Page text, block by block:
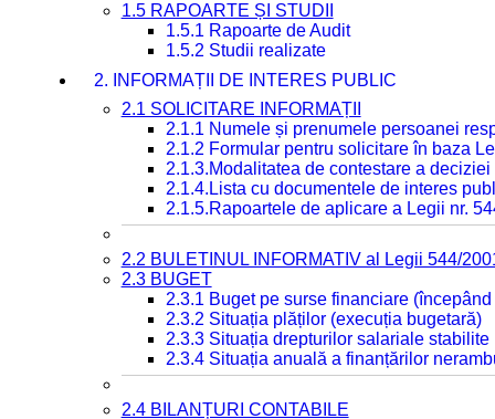
1.5 RAPOARTE ȘI STUDII
1.5.1 Rapoarte de Audit
1.5.2 Studii realizate
2. INFORMAȚII DE INTERES PUBLIC
2.1 SOLICITARE INFORMAȚII
2.1.1 Numele și prenumele persoanei
2.1.2 Formular pentru solicitare în baza
2.1.3.Modalitatea de contestare a
2.1.4.Lista cu documentele de interes
2.1.5.Rapoartele de aplicare a Legii nr.
2.2 BULETINUL INFORMATIV al Legii 544/
2.3 BUGET
2.3.1 Buget pe surse financiare
2.3.2 Situația plăților (execuția bugetară)
2.3.3 Situația drepturilor salariale
2.3.4 Situația anuală a finanțărilor
2.4 BILANȚURI CONTABILE